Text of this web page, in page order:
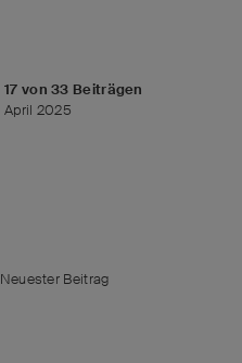
17 von33 Beiträgen
April 2025
Neuester Beitrag